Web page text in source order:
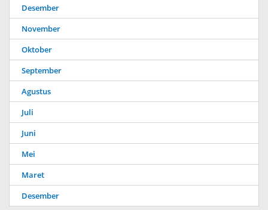
Desember
November
Oktober
September
Agustus
Juli
Juni
Mei
Maret
Desember